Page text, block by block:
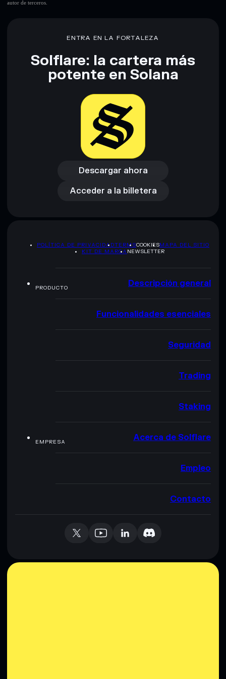
Descargo de responsabilidad: Esta información tiene
autor de terceros.
ENTRA EN LA FORTALEZA
Solflare: la cartera más
potente en Solana
Descargar ahora
Descargar ahora
Acceder a la billetera
Acceder a la billetera
POLÍTICA DE PRIVACIDADTERMSCOOKIESMAPA DEL SITIO
KIT DE MARCA NEWSLETTER
PRODUCTO Descripción general
Funcionalidades esenciales
Seguridad
Trading
Staking
EMPRESA Acerca de Solflare
Empleo
Contacto